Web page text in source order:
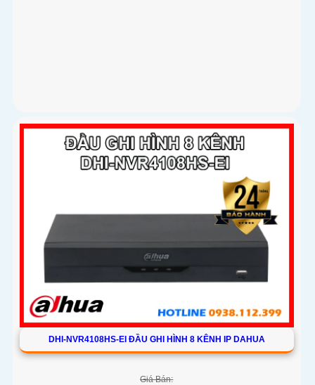
DHI-NVR4108HS-EI ĐẦU GHI HÌNH 8 KÊNH IP DAHUA
Giá Bán: